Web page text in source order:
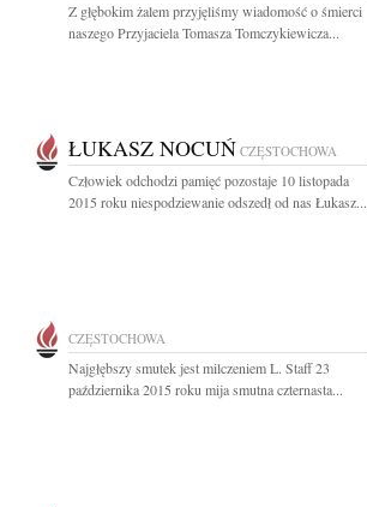
Z głębokim żalem przyjęliśmy wiadomość o śmierci
naszego Przyjaciela Tomasza Tomczykiewicza...
ŁUKASZ NOCUŃ CZĘSTOCHOWA
Człowiek odchodzi pamięć pozostaje 10 listopada
2015 roku niespodziewanie odszedł od nas Łukasz...
CZĘSTOCHOWA
Najgłębszy smutek jest milczeniem L. Staff 23
października 2015 roku mija smutna czternasta...